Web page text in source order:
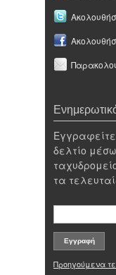
Εγγραφείτε
δελτίο
τα
Προηγούμενα